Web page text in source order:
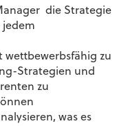
die Strategie
jedem
wettbewerbsfähig zu
Strategien und
zu
was es